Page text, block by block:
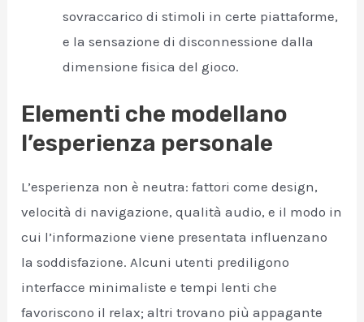
sovraccarico di stimoli in certe piattaforme,
e la sensazione di disconnessione dalla
dimensione fisica del gioco.
Elementi che modellano
l’esperienza personale
L’esperienza non è neutra: fattori come design,
velocità di navigazione, qualità audio, e il modo in
cui l’informazione viene presentata influenzano
la soddisfazione. Alcuni utenti prediligono
interfacce minimaliste e tempi lenti che
favoriscono il relax; altri trovano più appagante